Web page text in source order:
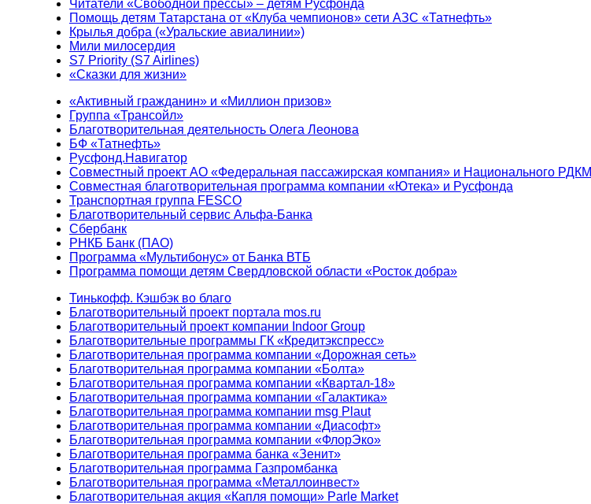
Читатели «Свободной прессы» – детям Русфонда
Помощь детям Татарстана от «Клуба чемпионов» сети АЗС «Татнефть»
Крылья добра («Уральские авиалинии»)
Мили милосердия
S7 Priority (S7 Airlines)
«Сказки для жизни»
«Активный гражданин» и «Миллион призов»
Группа «Трансойл»
Благотворительная деятельность Олега Леонова
БФ «Татнефть»
Русфонд.Навигатор
Совместный проект АО «Федеральная пассажирская компания» и Национального РДКМ
Совместная благотворительная программа компании «Ютека» и Русфонда
Транспортная группа FESCO
Благотворительный сервис Альфа-Банка
Сбербанк
РНКБ Банк (ПАО)
Программа «Мультибонус» от Банка ВТБ
Программа помощи детям Свердловской области «Росток добра»
Тинькофф. Кэшбэк во благо
Благотворительный проект портала mos.ru
Благотворительный проект компании Indoor Group
Благотворительные программы ГК «Кредитэкспресс»
Благотворительная программа компании «Дорожная сеть»
Благотворительная программа компании «Болта»
Благотворительная программа компании «Квартал-18»
Благотворительная программа компании «Галактика»
Благотворительная программа компании msg Plaut
Благотворительная программа компании «Диасофт»
Благотворительная программа компании «ФлорЭко»
Благотворительная программа банка «Зенит»
Благотворительная программа Газпромбанка
Благотворительная программа «Металлоинвест»
Благотворительная акция «Капля помощи» Parle Market